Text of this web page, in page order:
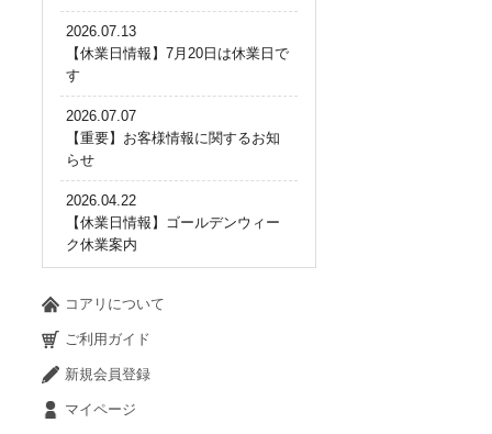
2026.07.13
【休業日情報】7月20日は休業日で
す
2026.07.07
【重要】お客様情報に関するお知
らせ
2026.04.22
【休業日情報】ゴールデンウィー
ク休業案内
コアリについて
ご利用ガイド
新規会員登録
マイページ